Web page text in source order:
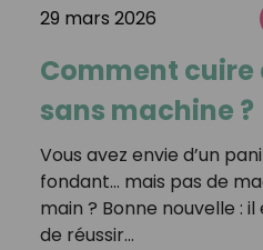
29 mars 2026
Comment cuire
sans machine ?
Vous avez envie d’un
fondant… mais pas de
main ? Bonne nouvelle :
de réussir…